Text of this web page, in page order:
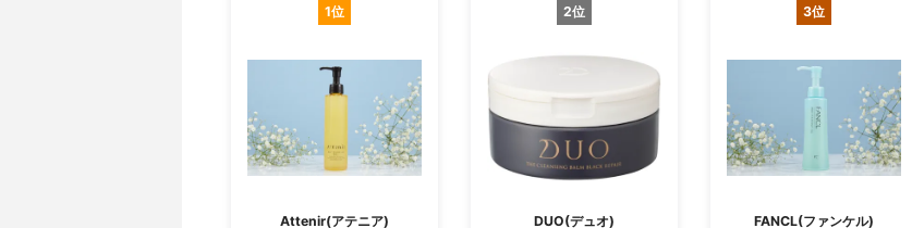
1位
Attenir(アテニア)
2位
DUO(デュオ)
3位
FANCL(ファンケル)